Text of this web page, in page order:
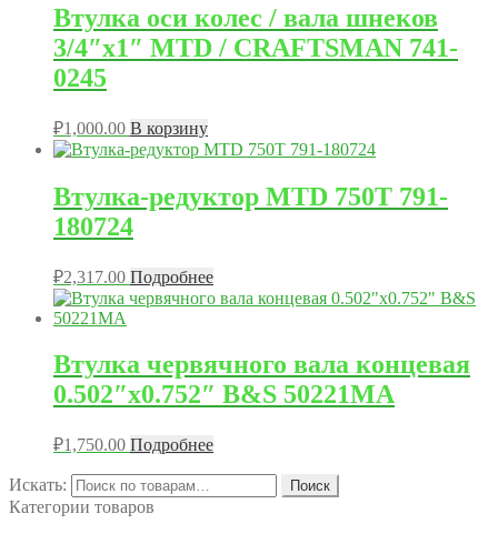
Втулка оси колес / вала шнеков
3/4″x1″ MTD / CRAFTSMAN 741-
0245
₽1,000.00 В корзину
Втулка-редуктор MTD 750T 791-
180724
₽2,317.00 Подробнее
Втулка червячного вала концевая
0.502″x0.752″ B&S 50221MA
₽1,750.00 Подробнее
Искать: Поиск
Категории товаров